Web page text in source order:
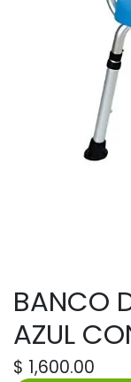
BANCO
AZUL
$ 1,600.00